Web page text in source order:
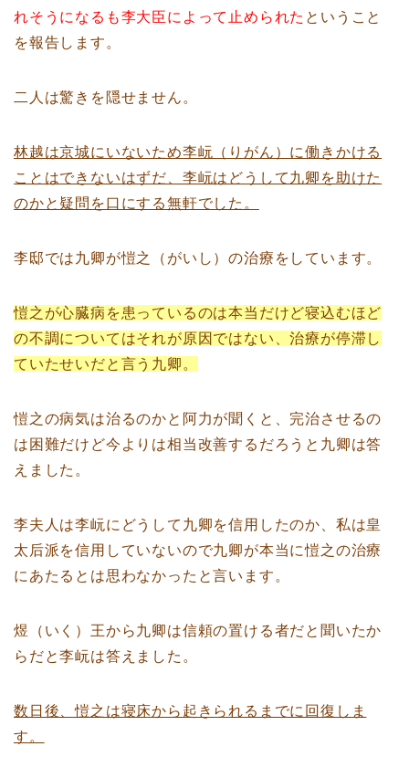
れそうになるも李大臣によって止められた ということ
を報告します。
二人は驚きを隠せません。
林越は京城にいないため李岏（りがん）に働きかける
ことはできないはずだ、李岏はどうして九卿を助けた
のかと疑問を口にする無軒でした。
李邸では九卿が愷之（がいし）の治療をしています。
愷之が心臓病を患っているのは本当だけど寝込むほど
の不調についてはそれが原因ではない、治療が停滞し
ていたせいだと言う九卿。
愷之の病気は治るのかと阿力が聞くと、完治させるの
は困難だけど今よりは相当改善するだろうと九卿は答
えました。
李夫人は李岏にどうして九卿を信用したのか、私は皇
太后派を信用していないので九卿が本当に愷之の治療
にあたるとは思わなかったと言います。
煜（いく）王から九卿は信頼の置ける者だと聞いたか
らだと李岏は答えました。
数日後、愷之は寝床から起きられるまでに回復しま
す。